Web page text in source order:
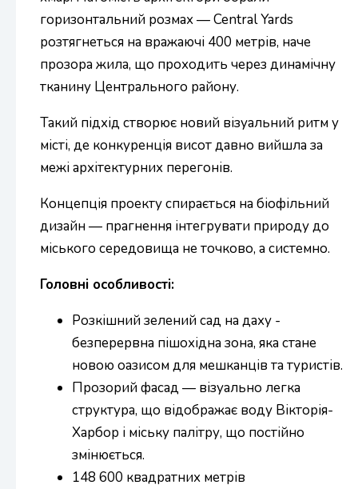
горизонтальний розмах — Central Yards
розтягнеться на вражаючі 400 метрів, наче
прозора жила, що проходить через динамічну
тканину Центрального району.
Такий підхід створює новий візуальний ритм у
місті, де конкуренція висот давно вийшла за
межі архітектурних перегонів.
Концепція проекту спирається на біофільний
дизайн — прагнення інтегрувати природу до
міського середовища не точково, а системно.
Головні особливості:
Розкішний зелений сад на даху -
безперервна пішохідна зона, яка стане
новою оазисом для мешканців та туристів.
Прозорий фасад — візуально легка
структура, що відображає воду Вікторія-
Харбор і міську палітру, що постійно
змінюється.
148 600 квадратних метрів